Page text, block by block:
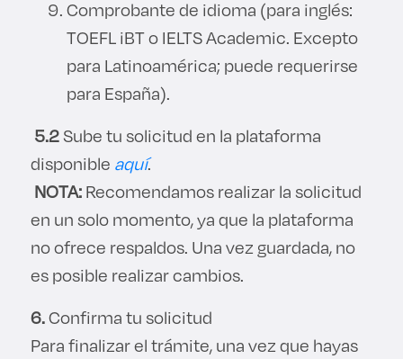
Comprobante de idioma (para inglés:
TOEFL iBT o IELTS Academic. Excepto
para Latinoamérica; puede requerirse
para España).
5.2Sube tu solicitud en la plataforma
disponible aquí.
NOTA:Recomendamos realizar la solicitud
en un solo momento, ya que la plataforma
no ofrece respaldos. Una vez guardada, no
es posible realizar cambios.
6.Confirma tu solicitud
Para finalizar el trámite, una vez que hayas